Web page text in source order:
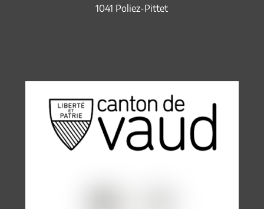
1041 Poliez-Pittet